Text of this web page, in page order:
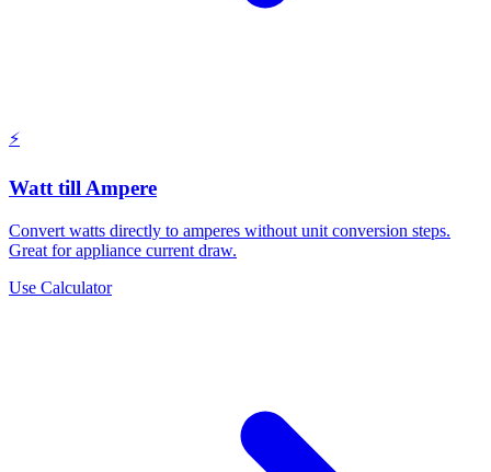
⚡
Watt till Ampere
Convert watts directly to amperes without unit conversion steps.
Great for appliance current draw.
Use Calculator